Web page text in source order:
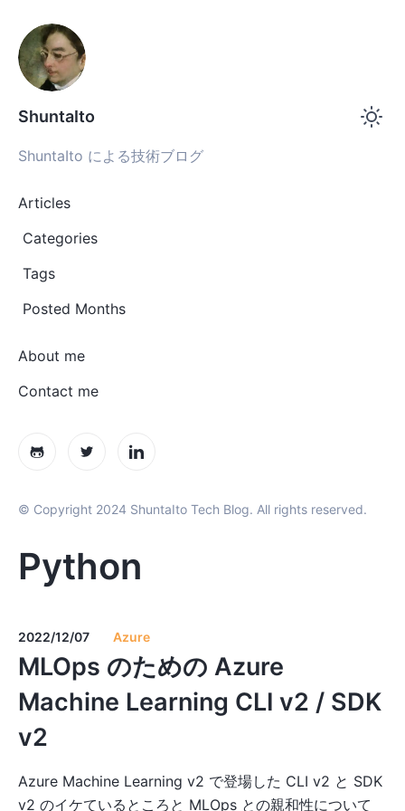
ShuntaIto
ShuntaIto による技術ブログ
Articles
Categories
Tags
Posted Months
About me
Contact me
© Copyright 2024 ShuntaIto Tech Blog. All rights reserved.
Python
2022/12/07 Azure
MLOps のための Azure
Machine Learning CLI v2 / SDK
v2
Azure Machine Learning v2 で登場した CLI v2 と SDK
v2 のイケているところと MLOps との親和性について